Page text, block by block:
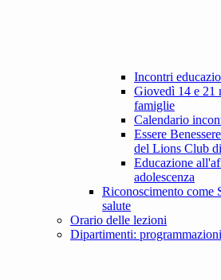
Incontri
Giovedì 14 e 21
famiglie
Calendario
Essere
del Lions Club
Educazione
adolescenza
Riconoscimento come
salute
Orario delle lezioni
Dipartimenti: